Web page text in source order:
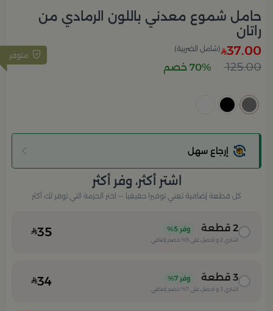
حامل شموع معدني باللون الرمادي من
راتان
متوفر 37.00 (شامل الضريبة)
125.00 70% خصم
إرجاع سهل
اشتر أكثر، وفر أكثر
كل قطعة إضافية تعني توفيرا حقيقيا — اختر الحزمة التي توفر لك أكثر
2 قطعة وفر 5%
اشتري 2 و احصل على 5% خصم إضافي 35
3 قطعة وفر 7%
اشتري 3 و احصل على 7% خصم إضافي 34